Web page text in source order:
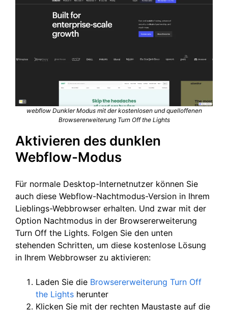
webflow Dunkler Modus mit der kostenlosen und quelloffenen
Browsererweiterung Turn Off the Lights
Aktivieren des dunklen
Webflow-Modus
Für normale Desktop-Internetnutzer können Sie
auch diese Webflow-Nachtmodus-Version in Ihrem
Lieblings-Webbrowser erhalten. Und zwar mit der
Option Nachtmodus in der Browsererweiterung
Turn Off the Lights. Folgen Sie den unten
stehenden Schritten, um diese kostenlose Lösung
in Ihrem Webbrowser zu aktivieren:
Laden Sie die Browsererweiterung Turn Off
the Lights herunter
Klicken Sie mit der rechten Maustaste auf die